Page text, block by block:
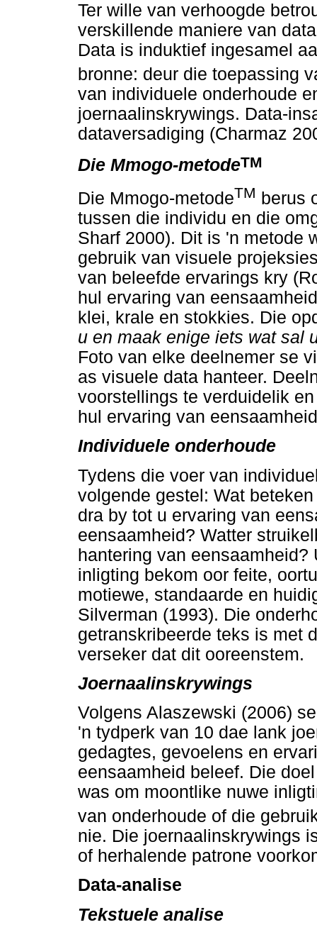
Ter wille van verhoogde
verskillende maniere van
Data is induktief ingesamel
bronne: deur die toepassing
van individuele onderhoude
joernaalinskrywings. Data-
dataversadiging (Charmaz
Die Mmogo-metodeTM
Die Mmogo-metodeTM berus
tussen die individu en die
Sharf 2000). Dit is 'n metode
gebruik van visuele
van beleefde ervarings kry
hul ervaring van
klei, krale en stokkies. Die
u en maak enige iets wat sal
Foto van elke deelnemer se
as visuele data hanteer.
voorstellings te verduidelik
hul ervaring van
Individuele onderhoude
Tydens die voer van
volgende gestel: Wat
dra by tot u ervaring van
eensaamheid? Watter
hantering van
inligting bekom oor feite,
motiewe, standaarde en
Silverman (1993). Die
getranskribeerde teks is met
verseker dat dit ooreenstem.
Joernaalinskrywings
Volgens Alaszewski (2006)
'n tydperk van 10 dae lank
gedagtes, gevoelens en
eensaamheid beleef. Die
was om moontlike nuwe
van onderhoude of die
nie. Die joernaalinskrywings
of herhalende patrone
Data-analise
Tekstuele analise